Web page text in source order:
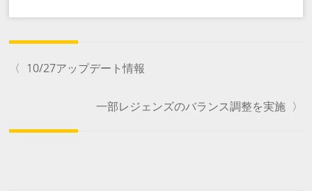
〈 10/27アップデート情報
一部レジェンズのバランス調整を実施 〉